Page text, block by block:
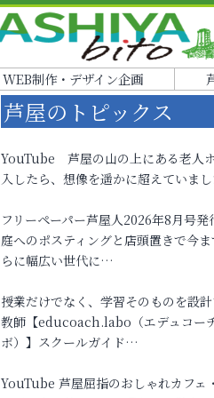
WEB制作・デザイン企画
芦屋のトピックス
YouTube 芦屋の山の上にある老人
入したら、想像を遥かに超えていまし
フリーペーパー芦屋人2026年8月号発
庭へのポスティングと店頭置きで今
らに幅広い世代に…
授業だけでなく、学習そのものを設
教師【educoach.labo（エデュコー
ボ）】スクールガイド…
YouTube 芦屋屈指のおしゃれカフェ